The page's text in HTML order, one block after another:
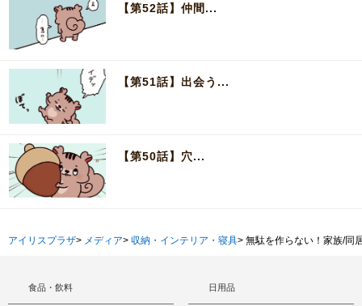
【第52話】仲間...
【第51話】出会う...
【第50話】穴...
アイリスプラザ> メディア> 収納・インテリア・寝具> 無駄を作らない！家族/同
食品・飲料 日用品